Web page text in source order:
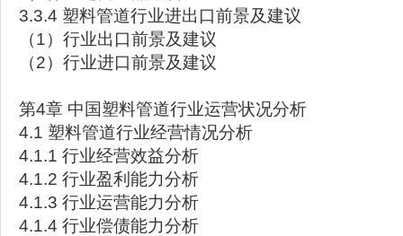
3.3.4 塑料管道行业进出口前景及建议
（1）行业出口前景及建议
（2）行业进口前景及建议
第4章 中国塑料管道行业运营状况分析
4.1 塑料管道行业经营情况分析
4.1.1 行业经营效益分析
4.1.2 行业盈利能力分析
4.1.3 行业运营能力分析
4.1.4 行业偿债能力分析